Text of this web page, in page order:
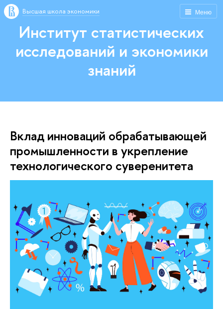
Меню
Высшая школа экономики
Институт статистических
исследований и экономики
знаний
Вклад инноваций обрабатывающей
промышленности в укрепление
технологического суверенитета